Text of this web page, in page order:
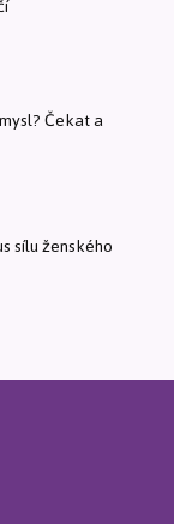
Čekat a
sílu ženského